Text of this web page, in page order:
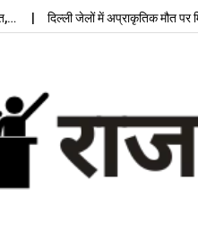
दिल्ली जेलों में अप्राकृतिक मौत पर मिलेगा